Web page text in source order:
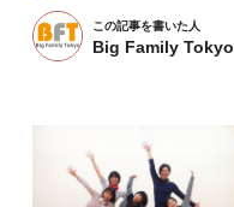
この記事を書いた人
Big Family Tokyo